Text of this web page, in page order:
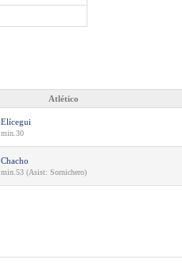
Atlético
Elícegui
min.30
Chacho
min.53 (Asist: Sornichero)